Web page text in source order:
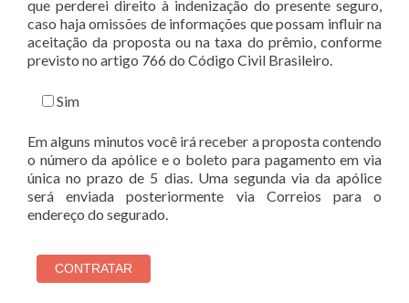
que perderei direito à indenização do presente seguro,
caso haja omissões de informações que possam influir na
aceitação da proposta ou na taxa do prêmio, conforme
previsto no artigo 766 do Código Civil Brasileiro.
Sim
Em alguns minutos você irá receber a proposta contendo
o número da apólice e o boleto para pagamento em via
única no prazo de 5 dias. Uma segunda via da apólice
será enviada posteriormente via Correios para o
endereço do segurado.